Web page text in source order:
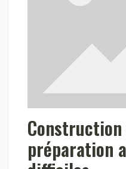
préparation